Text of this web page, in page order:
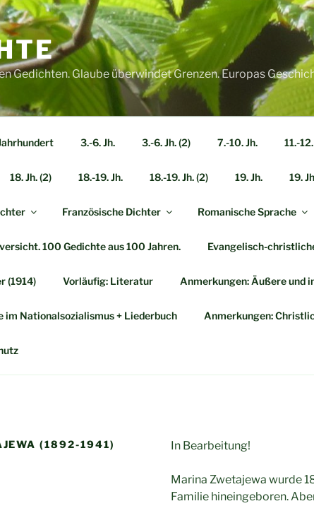
Gedichten. Glaube überwindet Grenzen. Europas
3.-6. Jh. 3.-6. Jh. (2) 7.-10. Jh. 11.-
18. Jh. (2) 18.-19. Jh. 18.-19. Jh. (2) 19. Jh. 19.
Französische Dichter Romanische Sprache
100 Gedichte aus 100 Jahren. Evangelisch-
(1914) Vorläufig: Literatur Anmerkungen: Äußere und
im Nationalsozialismus + Liederbuch Anmerkungen:
(1892-1941) In Bearbeitung!
Marina Zwetajewa wurde
Familie hineingeboren.